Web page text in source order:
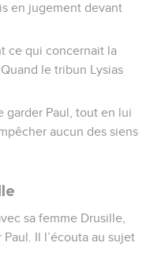
en jugement devant
ce qui concernait la
le tribun Lysias
garder Paul, tout en lui
aucun des siens
sa femme Drusille,
Il l’écouta au sujet